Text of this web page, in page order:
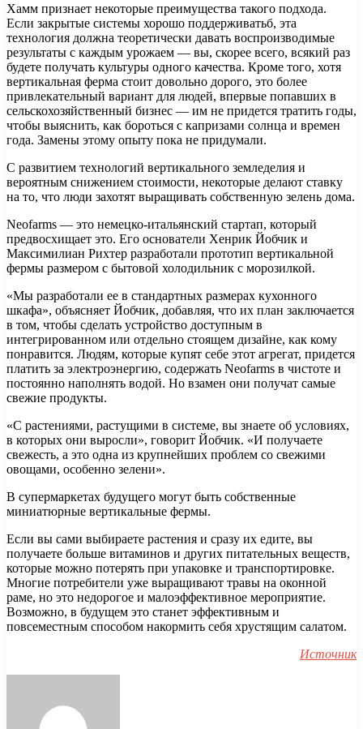
Хамм признает некоторые преимущества такого подхода.
Если закрытые системы хорошо поддерживатьб, эта
технология должна теоретически давать воспроизводимые
результаты с каждым урожаем — вы, скорее всего, всякий раз
будете получать культуры одного качества. Кроме того, хотя
вертикальная ферма стоит довольно дорого, это более
привлекательный вариант для людей, впервые попавших в
сельскохозяйственный бизнес — им не придется тратить годы,
чтобы выяснить, как бороться с капризами солнца и времен
года. Замены этому опыту пока не придумали.
С развитием технологий вертикального земледелия и
вероятным снижением стоимости, некоторые делают ставку
на то, что люди захотят выращивать собственную зелень дома.
Neofarms — это немецко-итальянский стартап, который
предвосхищает это. Его основатели Хенрик Йобчик и
Максимилиан Рихтер разработали прототип вертикальной
фермы размером с бытовой холодильник с морозилкой.
«Мы разработали ее в стандартных размерах кухонного
шкафа», объясняет Йобчик, добавляя, что их план заключается
в том, чтобы сделать устройство доступным в
интегрированном или отдельно стоящем дизайне, как кому
понравится. Людям, которые купят себе этот агрегат, придется
платить за электроэнергию, содержать Neofarms в чистоте и
постоянно наполнять водой. Но взамен они получат самые
свежие продукты.
«С растениями, растущими в системе, вы знаете об условиях,
в которых они выросли», говорит Йобчик. «И получаете
свежесть, а это одна из крупнейших проблем со свежими
овощами, особенно зелени».
В супермаркетах будущего могут быть собственные
миниатюрные вертикальные фермы.
Если вы сами выбираете растения и сразу их едите, вы
получаете больше витаминов и других питательных веществ,
которые можно потерять при упаковке и транспортировке.
Многие потребители уже выращивают травы на оконной
раме, но это недорогое и малоэффективное мероприятие.
Возможно, в будущем это станет эффективным и
повсеместным способом накормить себя хрустящим салатом.
Источник